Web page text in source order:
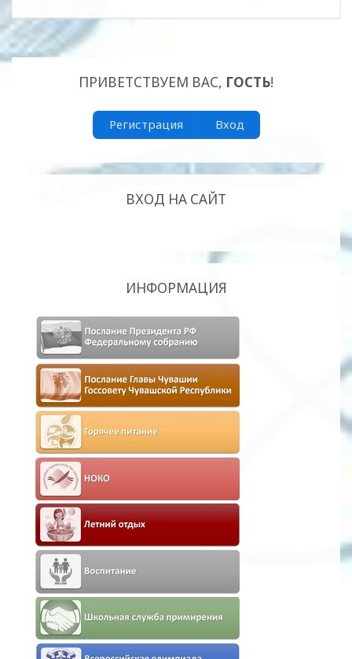
ПРИВЕТСТВУЕМ ВАС, ГОСТЬ!
Регистрация Вход
ВХОД НА САЙТ
ИНФОРМАЦИЯ